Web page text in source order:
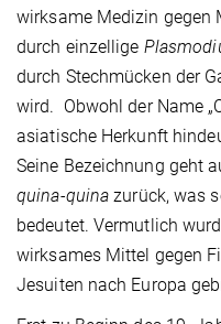
wirksame Medizin gegen
durch einzellige
durch Stechmücken der
wird. Obwohl der Name
asiatische Herkunft
Seine Bezeichnung geht
quina-quina zurück, was
bedeutet. Vermutlich
wirksames Mittel gegen
Jesuiten nach Europa